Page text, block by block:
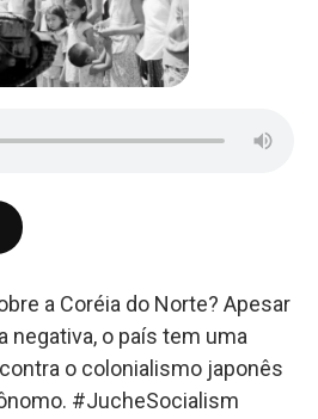
a Coréia do Norte? Apesar
negativa, o país tem uma
o colonialismo japonês
#JucheSocialism